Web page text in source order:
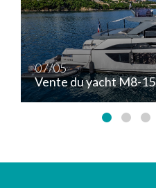
07/05
Vente du yacht M8-15